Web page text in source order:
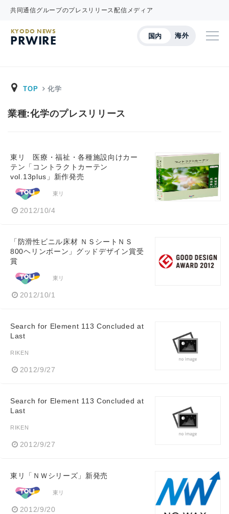
共同通信グループのプレスリリース配信メディア
国内 海外
KYODO NEWS
PRWIRE
TOP 化学
業種:化学のプレスリリース
東リ 医療・福祉・各種施設向けカー
テン「コントラクトカーテン
vol.13plus」新作発売
東リ
2012/10/4
「防滑性ビニル床材 ＮＳシートＮＳ
800ヘリンボーン」グッドデザイン賞受
賞
東リ
2012/10/1
Search for Element 113 Concluded at
Last
RIKEN
2012/9/27
Search for Element 113 Concluded at
Last
RIKEN
2012/9/27
東リ「ＮＷシリーズ」新発売
東リ
2012/9/20